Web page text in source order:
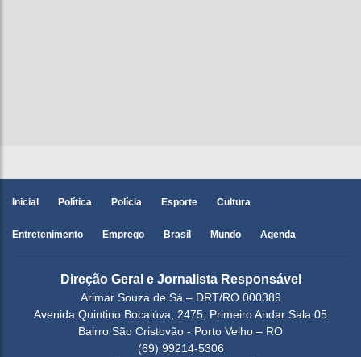
Inicial Política Polícia Esporte Cultura
Entretenimento Emprego Brasil Mundo Agenda
Direção Geral e Jornalista Responsável
Arimar Souza de Sá – DRT/RO 000389
Avenida Quintino Bocaiúva, 2475, Primeiro Andar Sala 05
Bairro São Cristovão - Porto Velho – RO
(69) 99214-5306